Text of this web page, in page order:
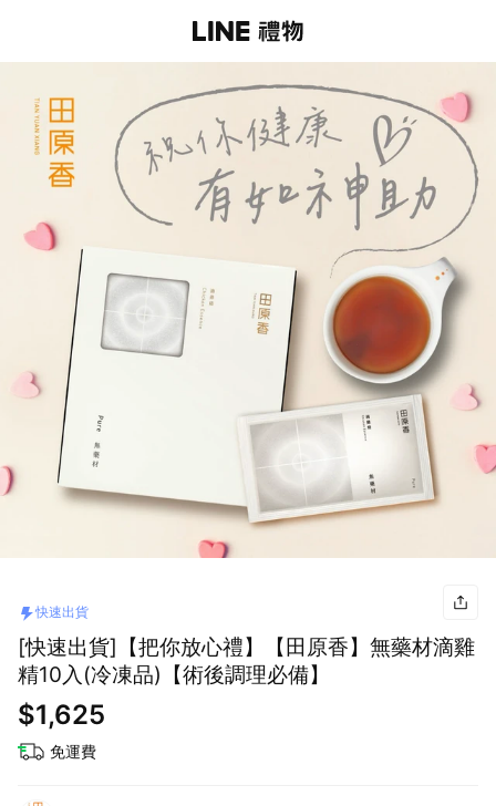
快速出貨
[快速出貨]【把你放心禮】【田原香】無藥材滴雞
精10入(冷凍品)【術後調理必備】
$1,625
免運費